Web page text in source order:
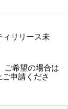
ィリリース未
ご希望の場合は
申請くださ